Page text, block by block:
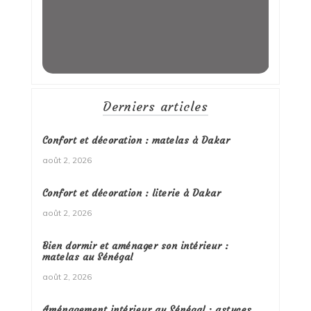
Derniers articles
Confort et décoration : matelas à Dakar
août 2, 2026
Confort et décoration : literie à Dakar
août 2, 2026
Bien dormir et aménager son intérieur :
matelas au Sénégal
août 2, 2026